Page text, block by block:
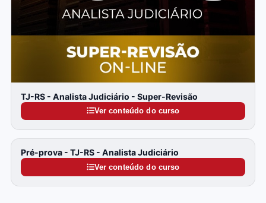
TJ-RS - Analista Judiciário - Super-Revisão
Ver conteúdo do curso
Pré-prova - TJ-RS - Analista Judiciário
Ver conteúdo do curso